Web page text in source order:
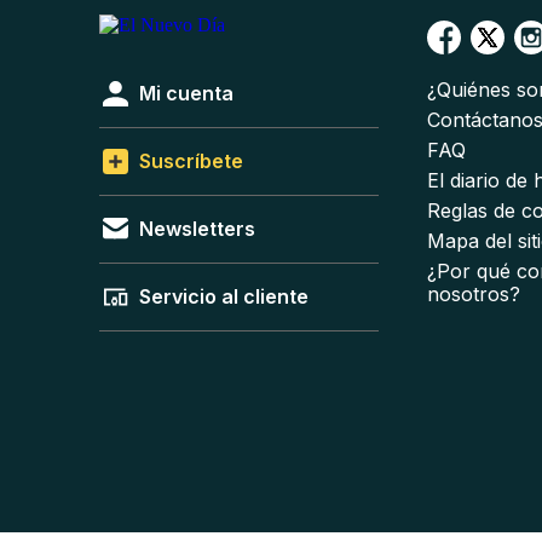
Mi cuenta
Suscríbete
Newsletters
Servicio al cliente
¿Quiénes
FAQ
El diario de
Reglas de
Mapa del
¿Por qué
nosotros?